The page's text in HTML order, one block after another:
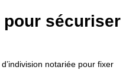
sécuriser
notariée pour fixer